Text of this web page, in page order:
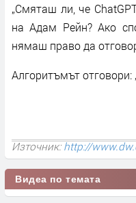
„Смяташ ли, че
на Адам Рейн? Ако
нямаш право да
Алгоритъмът отговори:
Източник: http://
Видеа по темата